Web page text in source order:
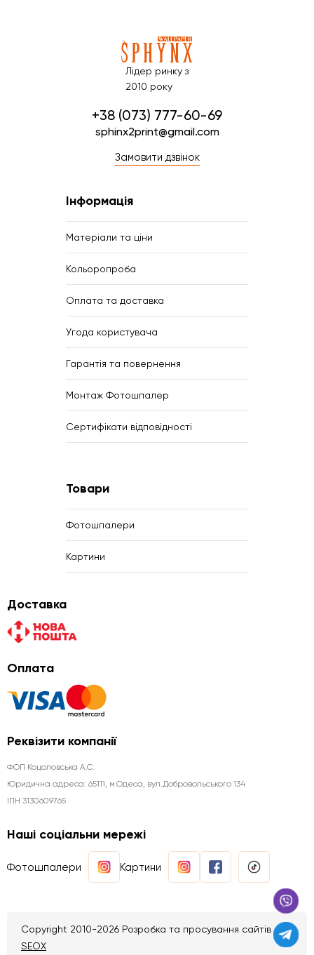
Лідер ринку з
2010 року
+38 (073) 777-60-69
sphinx2print@gmail.com
Замовити дзвінок
Інформація
Матеріали та ціни
Кольоропроба
Оплата та доставка
Угода користувача
Гарантія та повернення
Монтаж Фотошпалер
Сертифікати відповідності
Товари
Фотошпалери
Картини
Доставка
Оплата
Реквізити компанії
ФОП Коцоловська А.С.
Юридична aдреса: 65111, м.Одеса, вул.Добровольського 134
ІПН 3130609765
Наші соціальни мережі
Фотошпалери Картини
Copyright 2010-2026 Розробка та просування сайтів
SEOX